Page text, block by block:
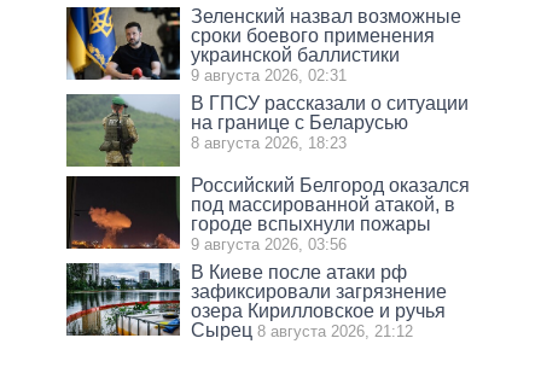
Зеленский назвал возможные
сроки боевого применения
украинской баллистики
9 августа 2026, 02:31
В ГПСУ рассказали о ситуации
на границе с Беларусью
8 августа 2026, 18:23
Российский Белгород оказался
под массированной атакой, в
городе вспыхнули пожары
9 августа 2026, 03:56
В Киеве после атаки рф
зафиксировали загрязнение
озера Кирилловское и ручья
Сырец 8 августа 2026, 21:12